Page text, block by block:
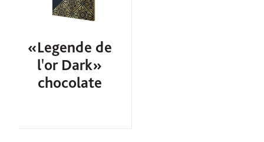
«Legende de
lꞌor Dark»
сhocolate